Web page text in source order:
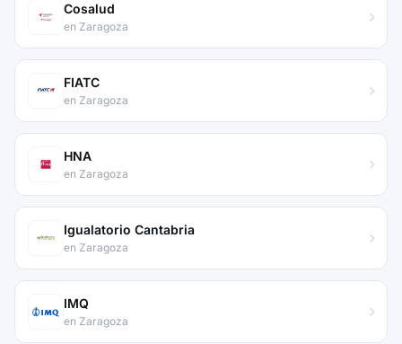
Cosalud
en Zaragoza
FIATC
en Zaragoza
HNA
en Zaragoza
Igualatorio Cantabria
en Zaragoza
IMQ
en Zaragoza